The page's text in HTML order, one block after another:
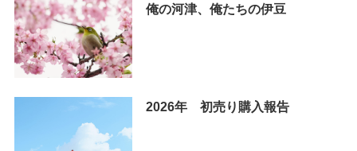
俺の河津、俺たちの伊豆
2026年 初売り購入報告